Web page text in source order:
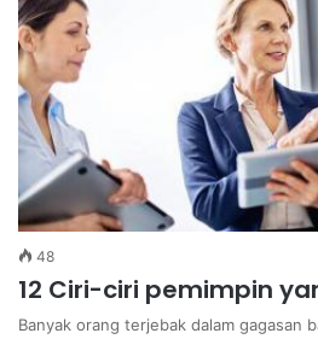
48
12 Ciri-ciri pemimpin
Banyak orang terjebak dalam gagasan